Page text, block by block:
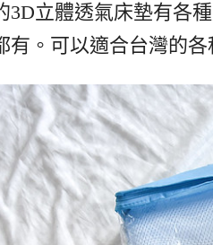
3D立體透氣床墊有各
有。可以適合台灣的